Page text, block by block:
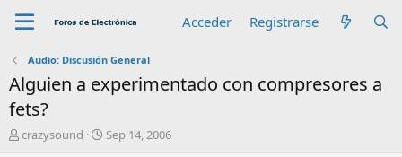
Acceder Registrarse
Audio: Discusión General
Alguien a experimentado con compresores a
fets?
A
crazysound
F
Sep 14, 2006